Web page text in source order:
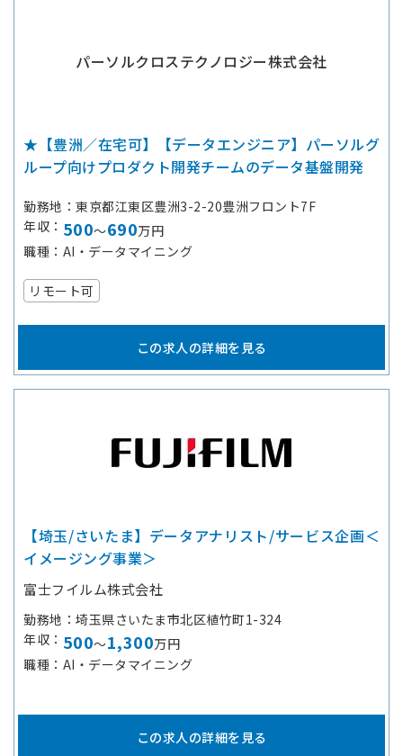
パーソルクロステクノロジー株式会社
★【豊洲／在宅可】【データエンジニア】パーソルグ
ループ向けプロダクト開発チームのデータ基盤開発
勤務地
東京都江東区豊洲3-2-20豊洲フロント7F
年収
500～690万円
職種
AI・データマイニング
リモート可
この求人の詳細を見る
【埼玉/さいたま】データアナリスト/サービス企画＜
イメージング事業＞
富士フイルム株式会社
勤務地
埼玉県さいたま市北区植竹町1-324
年収
500～1,300万円
職種
AI・データマイニング
この求人の詳細を見る